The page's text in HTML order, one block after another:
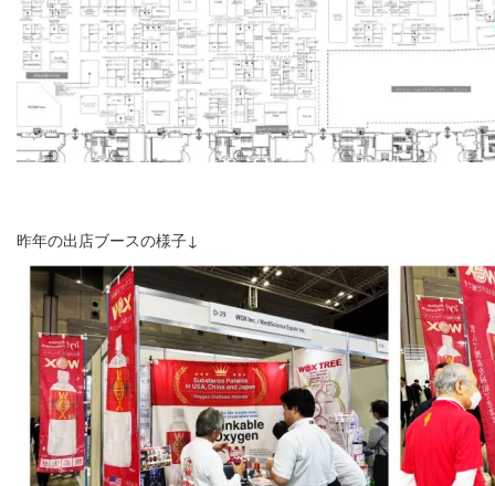
昨年の出店ブースの様子↓